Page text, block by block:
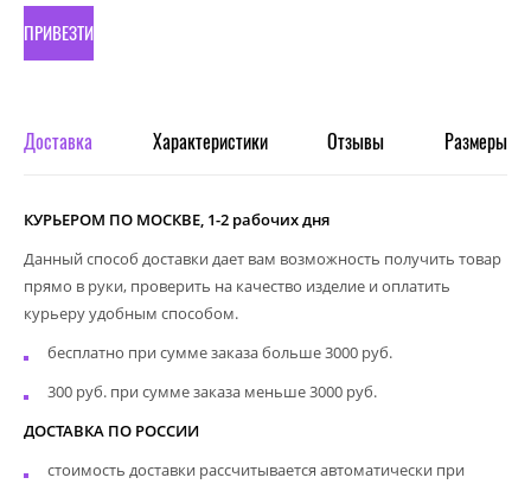
ПРИВЕЗТИ
ЗАКАЗ
Доставка Характеристики Отзывы Размеры
КУРЬЕРОМ ПО МОСКВЕ, 1-2 рабочих дня
Данный способ доставки дает вам возможность получить товар
прямо в руки, проверить на качество изделие и оплатить
курьеру удобным способом.
бесплатно при сумме заказа больше 3000 руб.
300 руб. при сумме заказа меньше 3000 руб.
ДОСТАВКА ПО РОССИИ
стоимость доставки рассчитывается автоматически при